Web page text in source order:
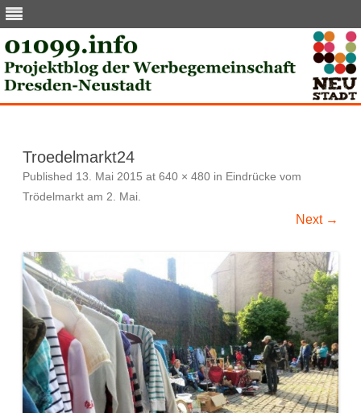
Troedelmarkt24
Published 13. Mai 2015 at 640 × 480 in Eindrücke vom
Trödelmarkt am 2. Mai.
Next →